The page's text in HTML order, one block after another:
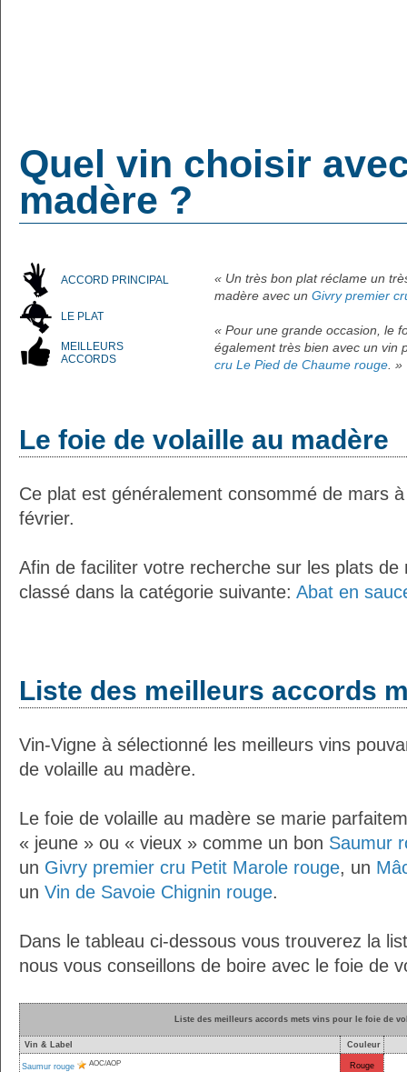
Quel vin choisir
madère ?
ACCORD PRINCIPAL
LE PLAT
MEILLEURS
ACCORDS
« Un très bon plat réclame un
madère avec un Givry premier
« Pour une grande occasion, le
également très bien avec un vin
cru Le Pied de Chaume rouge. »
Le foie de volaille au madère
Ce plat est généralement consommé de mars
février.
Afin de faciliter votre recherche sur les plats
classé dans la catégorie suivante: Abat en
Liste des meilleurs accords
Vin-Vigne à sélectionné les meilleurs vins
de volaille au madère.
Le foie de volaille au madère se marie
« jeune » ou « vieux » comme un bon Saumur
un Givry premier cru Petit Marole rouge, un
un Vin de Savoie Chignin rouge.
Dans le tableau ci-dessous vous trouverez la
nous vous conseillons de boire avec le foie de
Liste des meilleurs accords mets vins pour le foie de
Vin & Label Couleur
Saumur rouge AOC/AOP Rouge